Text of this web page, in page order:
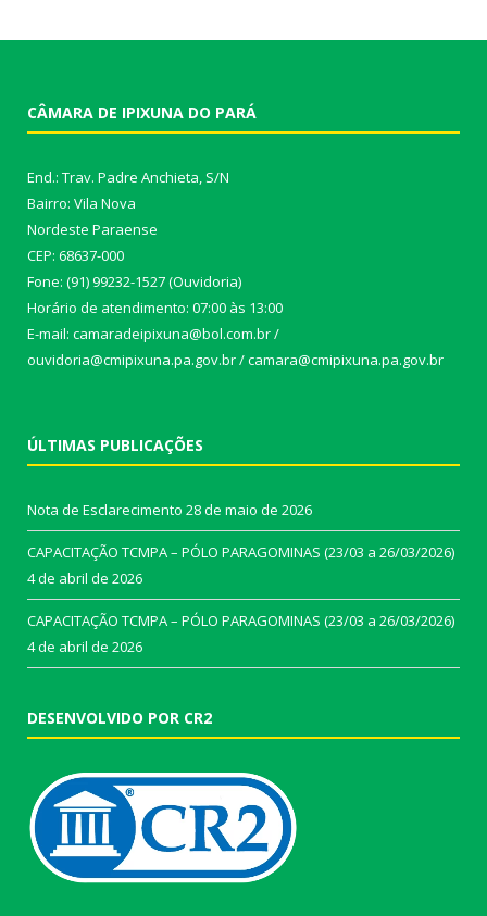
CÂMARA DE IPIXUNA DO PARÁ
End.: Trav. Padre Anchieta, S/N
Bairro: Vila Nova
Nordeste Paraense
CEP: 68637-000
Fone: (91) 99232-1527 (Ouvidoria)
Horário de atendimento: 07:00 às 13:00
E-mail: camaradeipixuna@bol.com.br /
ouvidoria@cmipixuna.pa.gov.br / camara@cmipixuna.pa.gov.br
ÚLTIMAS PUBLICAÇÕES
Nota de Esclarecimento 28 de maio de 2026
CAPACITAÇÃO TCMPA – PÓLO PARAGOMINAS (23/03 a 26/03/2026)
4 de abril de 2026
CAPACITAÇÃO TCMPA – PÓLO PARAGOMINAS (23/03 a 26/03/2026)
4 de abril de 2026
DESENVOLVIDO POR CR2